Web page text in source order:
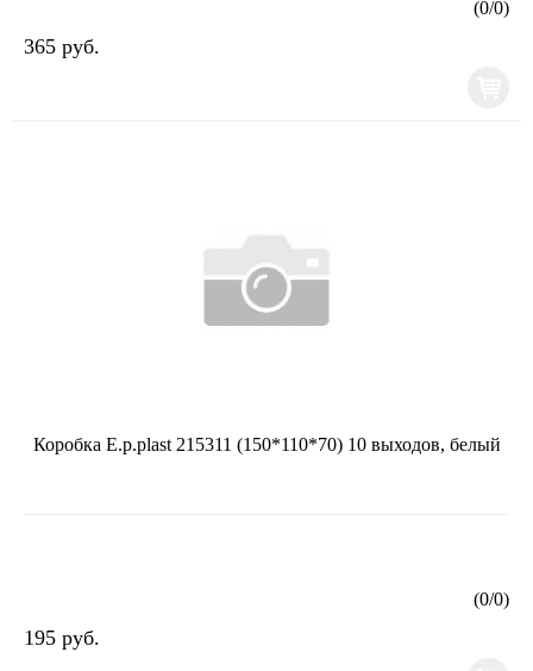
(0/0)
365 руб.
Коробка E.p.plast 215311 (150*110*70) 10 выходов, белый
(0/0)
195 руб.